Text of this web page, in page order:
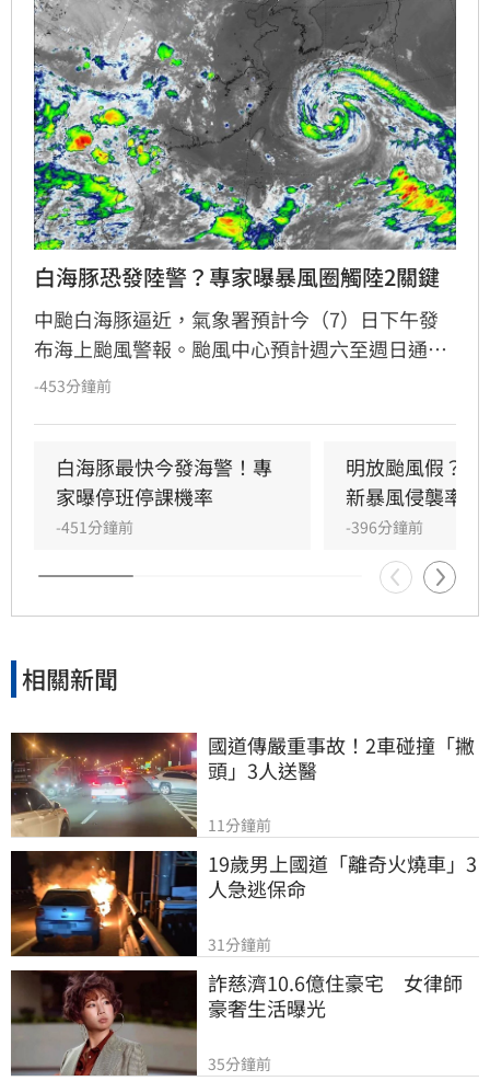
白海豚恐發陸警？專家曝暴風圈觸陸2關鍵
中颱白海豚逼近，氣象署預計今（7）日下午發
布海上颱風警報。颱風中心預計週六至週日通過
台灣北部海面，屆時影響最劇烈，北部山區恐有
陸上警報。氣象粉專則指出，白海豚正逐漸減
弱，暴風圈是否會擦邊碰觸陸地，關鍵在於未來
暴風圈半徑大小及移動路徑，目前變數仍大。提
醒民眾留意後續預報，做好防颱準備，並持續關
注氣象署發布的最新颱風警報資訊，以確保生命
財產安全。
-453分鐘前
白海豚最快今發海警！專
家曝停班停課機率
-451分鐘前
明放颱風假？
新暴風侵襲率」
-396分鐘前
相關新聞
國道傳嚴重事故！2車碰撞「撇
頭」3人送醫
11分鐘前
19歲男上國道「離奇火燒車」3
人急逃保命
31分鐘前
詐慈濟10.6億住豪宅　女律師
豪奢生活曝光
35分鐘前